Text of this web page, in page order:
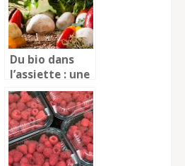
Du bio dans
l’assiette : une
alimentation
saine et un
bien-être
assuré